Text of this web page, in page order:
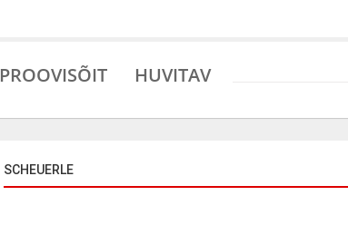
PROOVISÕIT HUVITAV
SCHEUERLE